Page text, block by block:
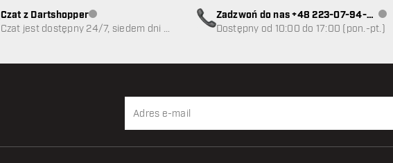
Czat z DartshopperObsługa klienta niedostępna
Czat jest dostępny 24/7, siedem dni w
Zadzwoń do nas +48 223-07-94-
89
Dostępny od 10:00 do 17:00 (pon.-pt.)